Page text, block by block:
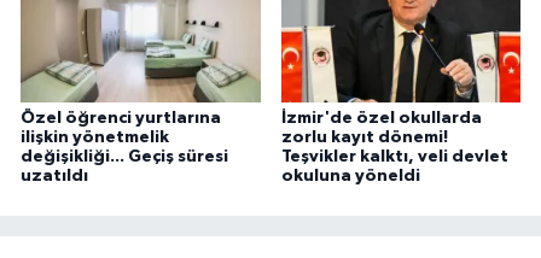
Özel öğrenci yurtlarına
ilişkin yönetmelik
değişikliği... Geçiş süresi
uzatıldı
İzmir'de özel okullarda
zorlu kayıt dönemi!
Teşvikler kalktı, veli devlet
okuluna yöneldi